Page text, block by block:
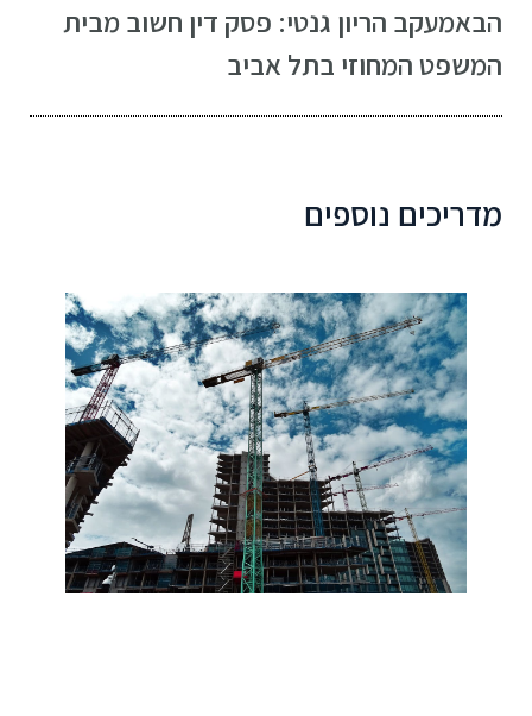
הבאמעקב הריון גנטי: פסק דין חשוב מבית
המשפט המחוזי בתל אביב
מדריכים נוספים